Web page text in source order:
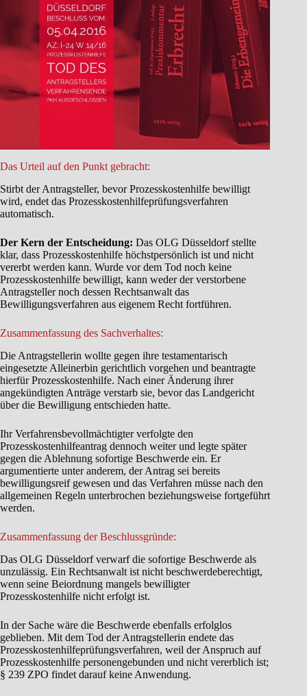
Das Urteil auf den Punkt gebracht:
Stirbt der Antragsteller, bevor Prozesskostenhilfe bewilligt
wird, endet das Prozesskostenhilfeprüfungsverfahren
automatisch.
Der Kern der Entscheidung: Das OLG Düsseldorf stellte
klar, dass Prozesskostenhilfe höchstpersönlich ist und nicht
vererbt werden kann. Wurde vor dem Tod noch keine
Prozesskostenhilfe bewilligt, kann weder der verstorbene
Antragsteller noch dessen Rechtsanwalt das
Bewilligungsverfahren aus eigenem Recht fortführen.
Zusammenfassung des Sachverhaltes:
Die Antragstellerin wollte gegen ihre testamentarisch
eingesetzte Alleinerbin gerichtlich vorgehen und beantragte
hierfür Prozesskostenhilfe. Nach einer Änderung ihrer
angekündigten Anträge verstarb sie, bevor das Landgericht
über die Bewilligung entschieden hatte.
Ihr Verfahrensbevollmächtigter verfolgte den
Prozesskostenhilfeantrag dennoch weiter und legte später
gegen die Ablehnung sofortige Beschwerde ein. Er
argumentierte unter anderem, der Antrag sei bereits
bewilligungsreif gewesen und das Verfahren müsse nach den
allgemeinen Regeln unterbrochen beziehungsweise fortgeführt
werden.
Zusammenfassung der Beschlussgründe:
Das OLG Düsseldorf verwarf die sofortige Beschwerde als
unzulässig. Ein Rechtsanwalt ist nicht beschwerdeberechtigt,
wenn seine Beiordnung mangels bewilligter
Prozesskostenhilfe nicht erfolgt ist.
In der Sache wäre die Beschwerde ebenfalls erfolglos
geblieben. Mit dem Tod der Antragstellerin endete das
Prozesskostenhilfeprüfungsverfahren, weil der Anspruch auf
Prozesskostenhilfe personengebunden und nicht vererblich ist;
§ 239 ZPO findet darauf keine Anwendung.